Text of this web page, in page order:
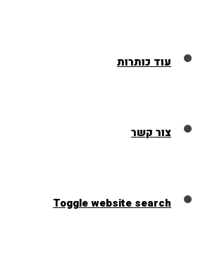
עוד כותרות
צור קשר
Toggle website search